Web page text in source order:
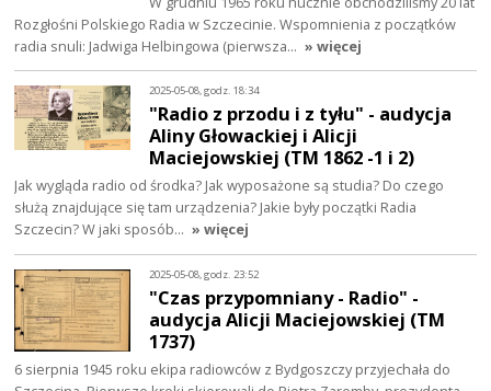
Rozgłośni Polskiego Radia w Szczecinie. Wspomnienia z początków
radia snuli: Jadwiga Helbingowa (pierwsza… » więcej
2025-05-08, godz. 18:34
"Radio z przodu i z tyłu" - audycja
Aliny Głowackiej i Alicji
Maciejowskiej (TM 1862 -1 i 2)
Jak wygląda radio od środka? Jak wyposażone są studia? Do czego
służą znajdujące się tam urządzenia? Jakie były początki Radia
Szczecin? W jaki sposób… » więcej
2025-05-08, godz. 23:52
"Czas przypomniany - Radio" -
audycja Alicji Maciejowskiej (TM
1737)
6 sierpnia 1945 roku ekipa radiowców z Bydgoszczy przyjechała do